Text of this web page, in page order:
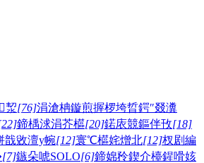
洯[76]涓滄柟鏇煎搱椤垮晢鍔″叕瀵
鍗楀浗涓芥櫙[20]鍩庡競鏂伴攼[18]
戠敓澶у帵[12]寰℃櫙姹熷北[12]杈剧編
[7]鏃朵唬SOLO[6]鍗婂矝鍥介檯鍟嗗姟